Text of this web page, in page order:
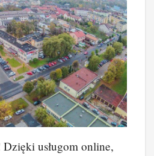
usługom online,